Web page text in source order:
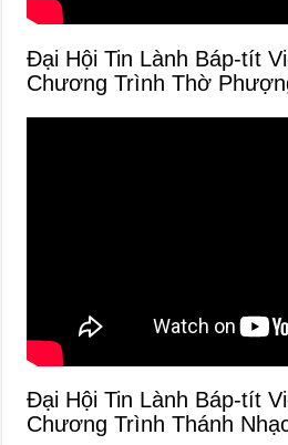
Đại Hội Tin Lành Báp-tít
Chương Trình Thờ
Đại Hội Tin Lành Báp-tít
Chương Trình Thánh